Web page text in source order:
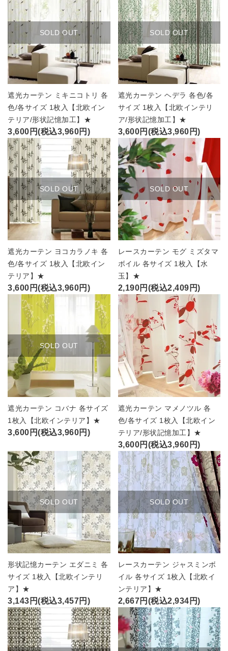
SOLD OUT
遮光カーテン ミキニコトリ 各
色/各サイズ 1枚入【北欧イン
テリア/形状記憶加工】★
3,600円(税込3,960円)
SOLD OUT
遮光カーテン ヘデラ 各色/各
サイズ 1枚入【北欧インテリ
ア/形状記憶加工】★
3,600円(税込3,960円)
SOLD OUT
遮光カーテン ヨコカラノキ 各
色/各サイズ 1枚入【北欧イン
テリア】★
3,600円(税込3,960円)
SOLD OUT
レースカーテン モグ ミズタマ
ボイル 各サイズ 1枚入【水
玉】★
2,190円(税込2,409円)
SOLD OUT
遮光カーテン コバナ 各サイズ
1枚入【北欧インテリア】★
3,600円(税込3,960円)
遮光カーテン マメノツル 各
色/各サイズ 1枚入【北欧イン
テリア/形状記憶加工】★
3,600円(税込3,960円)
SOLD OUT
形状記憶カーテン エダニミ 各
サイズ 1枚入【北欧インテリ
ア】★
3,143円(税込3,457円)
SOLD OUT
レースカーテン ジャスミンボ
イル 各サイズ 1枚入【北欧イ
ンテリア】★
2,667円(税込2,934円)